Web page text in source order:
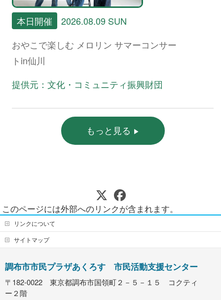
本日開催
2026.08.09 SUN
おやこで楽しむ メロリン サマーコンサー
トin仙川
提供元：文化・コミュニティ振興財団
もっと見る
このページには外部へのリンクが含まれます。
リンクについて
サイトマップ
調布市市民プラザあくろす 市民活動支援センター
〒182-0022 東京都調布市国領町２－５－１５ コクティ
ー２階